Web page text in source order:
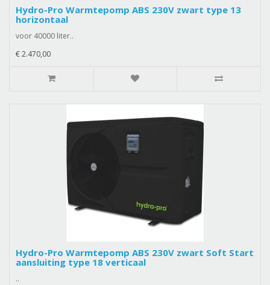
Hydro-Pro Warmtepomp ABS 230V zwart type 13
horizontaal
voor 40000 liter..
€ 2.470,00
Hydro-Pro Warmtepomp ABS 230V zwart Soft Start
aansluiting type 18 verticaal
..